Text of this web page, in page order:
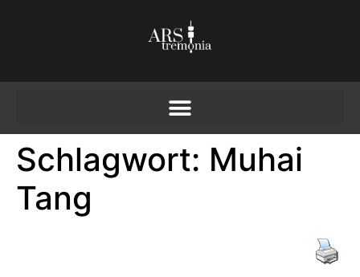
Schlagwort: Muhai
Tang